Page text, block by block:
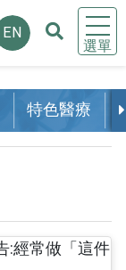
選單
EN
特色醫療